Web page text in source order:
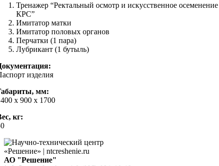
Тренажер “Ректальный осмотр и искусственное осеменение
КРС”
Имитатор матки
Имитатор половых органов
Перчатки (1 пара)
Лубрикант (1 бутыль)
изделия
мм:
х 900 х 1700
кг:
АО "Решение"